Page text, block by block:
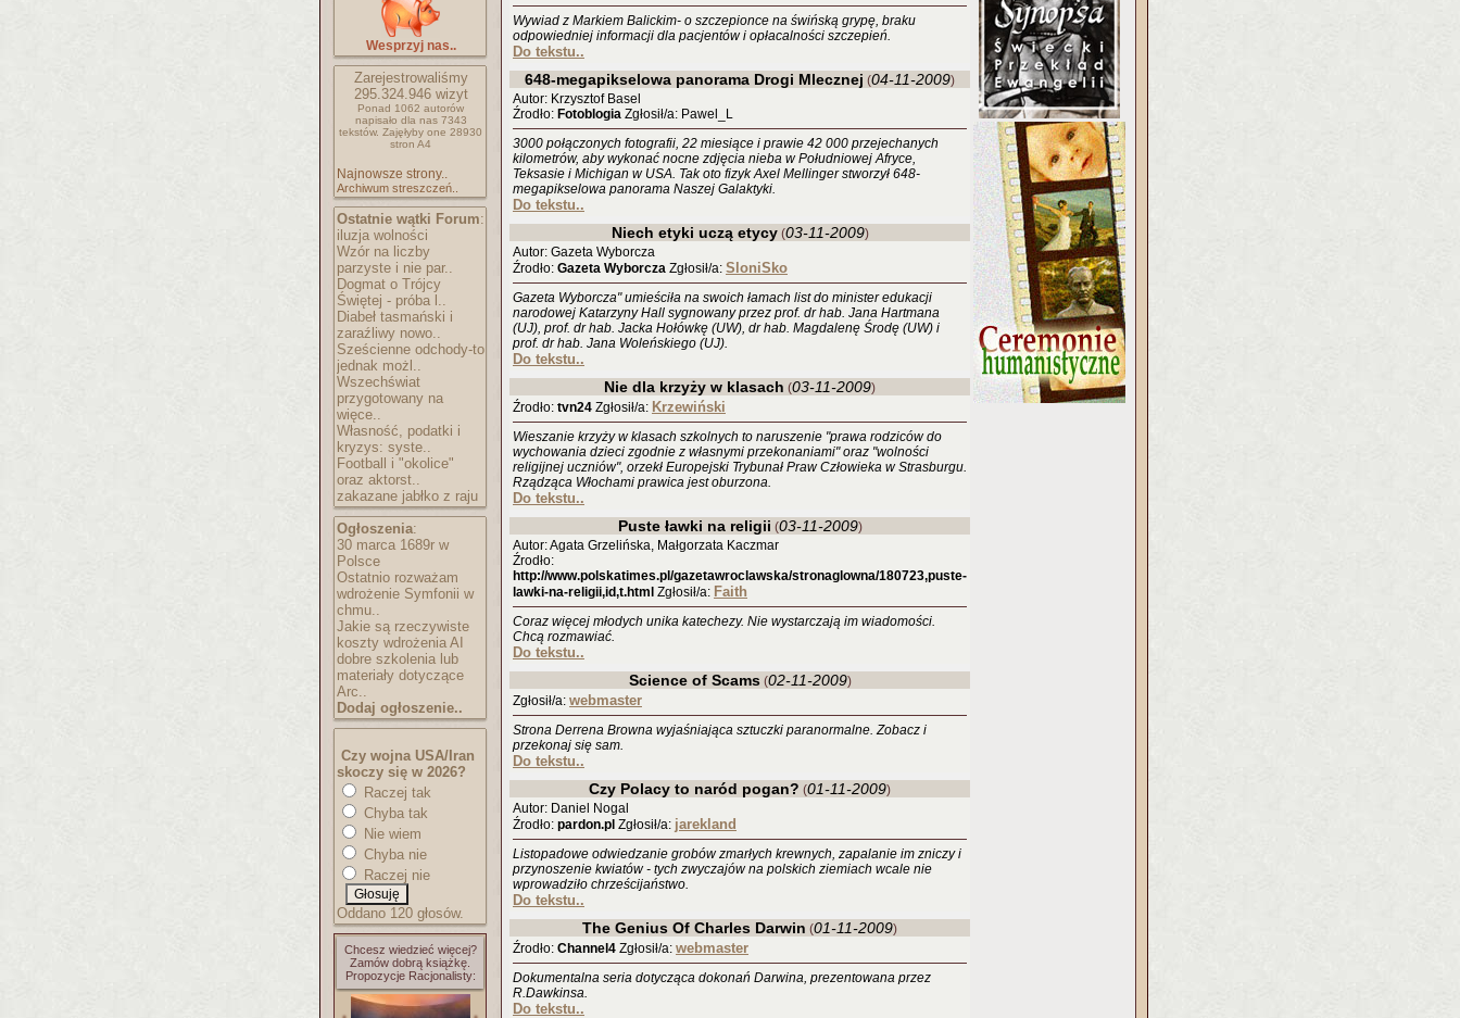
Wesprzyj nas..
Zarejestrowaliśmy
295.324.946wizyt
Ponad 1062 autorów
napisało dla nas 7343
tekstów. Zajęłyby one 28930
stron A4
Najnowsze strony..
Archiwum streszczeń..
Ostatnie wątki Forum:
iluzja wolności
Wzór na liczby
parzyste i nie par..
Dogmat o Trójcy
Świętej - próba l..
Diabeł tasmański i
zaraźliwy nowo..
Sześcienne odchody-to
jednak możl..
Wszechświat
przygotowany na
więce..
Własność, podatki i
kryzys: syste..
Football i "okolice"
oraz aktorst..
zakazane jabłko z raju
Ogłoszenia:
30 marca 1689r w
Polsce
Ostatnio rozważam
wdrożenie Symfonii w
chmu..
Jakie są rzeczywiste
koszty wdrożenia AI
dobre szkolenia lub
materiały dotyczące
Arc..
Dodaj ogłoszenie..
Czy wojna USA/Iran
skoczy się w 2026?
Raczej tak
Chyba tak
Nie wiem
Chyba nie
Raczej nie
Oddano 120 głosów.
Chcesz wiedzieć więcej?
Zamów dobrą książkę.
Propozycje Racjonalisty:
Wywiad z Markiem Balickim- o szczepionce na świńską grypę, braku
odpowiedniej informacji dla pacjentów i opłacalności szczepień.
Do tekstu..
648-megapikselowa panorama Drogi Mlecznej (04-11-2009)
Autor: Krzysztof Basel
Źrodło: Fotoblogia Zgłosił/a: Pawel_L
3000 połączonych fotografii, 22 miesiące i prawie 42 000 przejechanych
kilometrów, aby wykonać nocne zdjęcia nieba w Południowej Afryce,
Teksasie i Michigan w USA. Tak oto fizyk Axel Mellinger stworzył 648-
megapikselowa panorama Naszej Galaktyki.
Do tekstu..
Niech etyki uczą etycy(03-11-2009)
Autor: Gazeta Wyborcza
Źrodło: Gazeta Wyborcza Zgłosił/a: SloniSko
Gazeta Wyborcza" umieściła na swoich łamach list do minister edukacji
narodowej Katarzyny Hall sygnowany przez prof. dr hab. Jana Hartmana
(UJ), prof. dr hab. Jacka Hołówkę (UW), dr hab. Magdalenę Środę (UW) i
prof. dr hab. Jana Woleńskiego (UJ).
Do tekstu..
Nie dla krzyży w klasach (03-11-2009)
Źrodło: tvn24 Zgłosił/a: Krzewiński
Wieszanie krzyży w klasach szkolnych to naruszenie "prawa rodziców do
wychowania dzieci zgodnie z własnymi przekonaniami" oraz "wolności
religijnej uczniów", orzekł Europejski Trybunał Praw Człowieka w Strasburgu.
Rządząca Włochami prawica jest oburzona.
Do tekstu..
Puste ławki na religii (03-11-2009)
Autor: Agata Grzelińska, Małgorzata Kaczmar
Źrodło:
http://www.polskatimes.pl/gazetawroclawska/stronaglowna/180723,puste-
lawki-na-religii,id,t.html Zgłosił/a: Faith
Coraz więcej młodych unika katechezy. Nie wystarczają im wiadomości.
Chcą rozmawiać.
Do tekstu..
Science of Scams(02-11-2009)
Zgłosił/a: webmaster
Strona Derrena Browna wyjaśniająca sztuczki paranormalne. Zobacz i
przekonaj się sam.
Do tekstu..
Czy Polacy to naród pogan? (01-11-2009)
Autor: Daniel Nogal
Źrodło: pardon.pl Zgłosił/a: jarekland
Listopadowe odwiedzanie grobów zmarłych krewnych, zapalanie im zniczy i
przynoszenie kwiatów - tych zwyczajów na polskich ziemiach wcale nie
wprowadziło chrześcijaństwo.
Do tekstu..
The Genius Of Charles Darwin (01-11-2009)
Źrodło: Channel4 Zgłosił/a: webmaster
Dokumentalna seria dotycząca dokonań Darwina, prezentowana przez
R.Dawkinsa.
Do tekstu..